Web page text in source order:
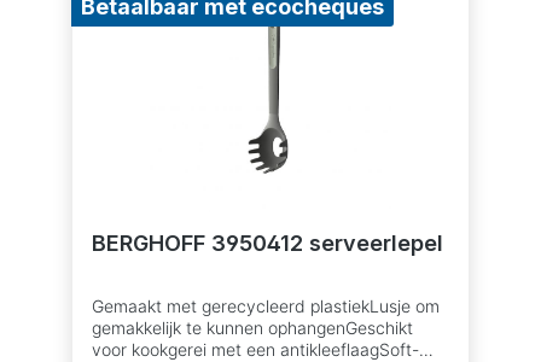
Betaalbaar met ecocheques
BERGHOFF 3950412 serveerlepel
Gemaakt met gerecycleerd plastiekLusje om
gemakkelijk te kunnen ophangenGeschikt
voor kookgerei met een antikleeflaagSoft-